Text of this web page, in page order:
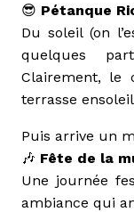
😎 Pétanque
Du soleil (on
quelques
Clairement, le
terrasse
Puis arrive un
🎶 Fête de la
Une journée
ambiance qui